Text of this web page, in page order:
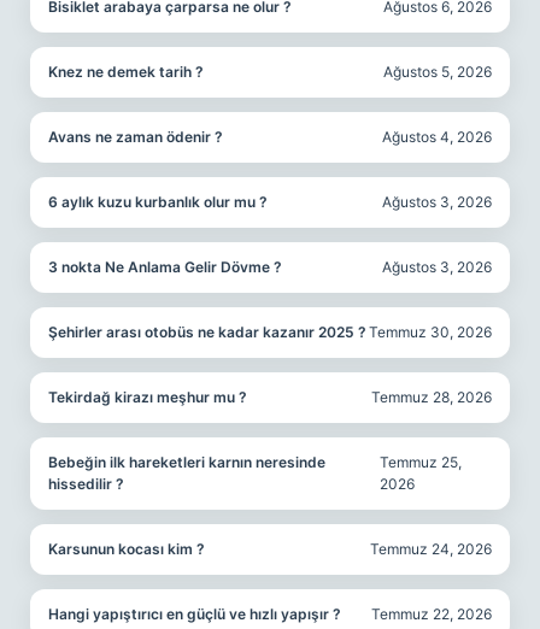
Bisiklet arabaya çarparsa ne olur ? Ağustos 6, 2026
Knez ne demek tarih ? Ağustos 5, 2026
Avans ne zaman ödenir ? Ağustos 4, 2026
6 aylık kuzu kurbanlık olur mu ? Ağustos 3, 2026
3 nokta Ne Anlama Gelir Dövme ? Ağustos 3, 2026
Şehirler arası otobüs ne kadar kazanır 2025 ? Temmuz 30, 2026
Tekirdağ kirazı meşhur mu ? Temmuz 28, 2026
Bebeğin ilk hareketleri karnın neresinde
hissedilir ?
Temmuz 25,
2026
Karsunun kocası kim ? Temmuz 24, 2026
Hangi yapıştırıcı en güçlü ve hızlı yapışır ? Temmuz 22, 2026